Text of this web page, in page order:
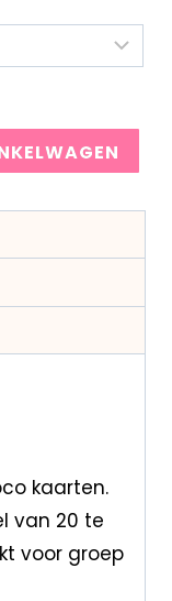
kaarten.
van 20 te
voor groep